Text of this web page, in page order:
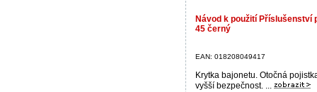
Návod k použití Příslušenství
45 černý
EAN: 018208049417
Krytka bajonetu. Otočná
vyšší bezpečnost. ...